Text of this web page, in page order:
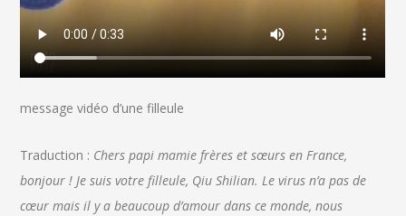
message vidéo d’une filleule
Traduction : Chers papi mamie frères et sœurs en France,
bonjour ! Je suis votre filleule, Qiu Shilian. Le virus n’a pas de
cœur mais il y a beaucoup d’amour dans ce monde, nous